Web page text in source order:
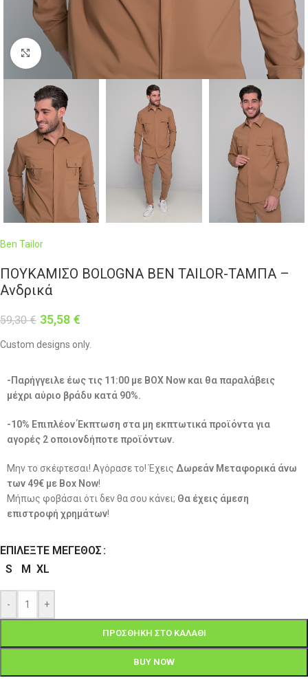
Click to enlarge
Ben Tailor
ΠΟΥΚΑΜΙΣΟ BOLOGNA BEN TAILOR-ΤΑΜΠΑ –
Ανδρικά
59,30€ 35,58 €
Custom designs only.
-Παρήγγειλε έως τις 11:00 με BOX Now και θα παραλάβεις
μέχρι αύριο βράδυ κατά 90%.
-10% Επιπλέον Έκπτωση στα μη εκπτωτικά προϊόντα για
αγορές 2 οποιονδήποτε προϊόντων.
Μην το σκέφτεσαι! Αγόρασε το! Έχεις Δωρεάν Μεταφορικά άνω
των 49€ με Box Now!
Μήπως φοβάσαι ότι δεν θα σου κάνει; Θα έχεις άμεση
επιστροφή χρημάτων!
ΕΠΙΛΈΞΤΕ ΜΈΓΕΘΟΣ
S
M XL
- +
ΠΡΟΣΘΉΚΗ ΣΤΟ ΚΑΛΆΘΙ
BUY NOW